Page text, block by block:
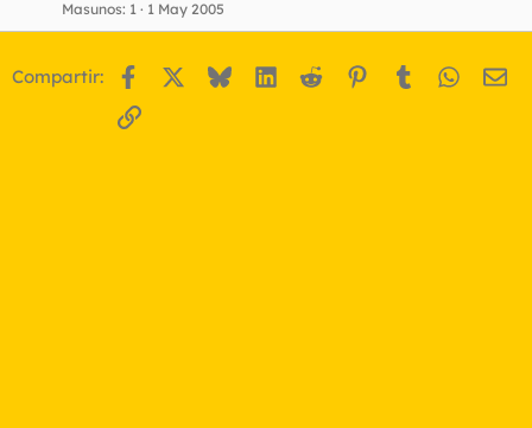
a
Masunos 1 1 May 2005
Compartir: Facebook BlueskyLinkedIn
Reddit Pinterest
Tumblr
Enlace